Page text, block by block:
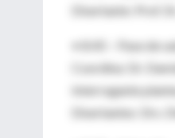
Disertante: Prof.
• 8:45 – Pase de
Coordina: Dr.
Interrogante
Disertantes: Drs.